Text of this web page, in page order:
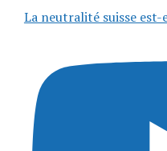
La neutralité suisse est-